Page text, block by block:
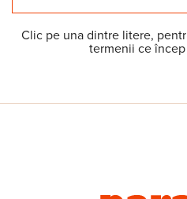
Clic pe una dintre litere,
termenii ce